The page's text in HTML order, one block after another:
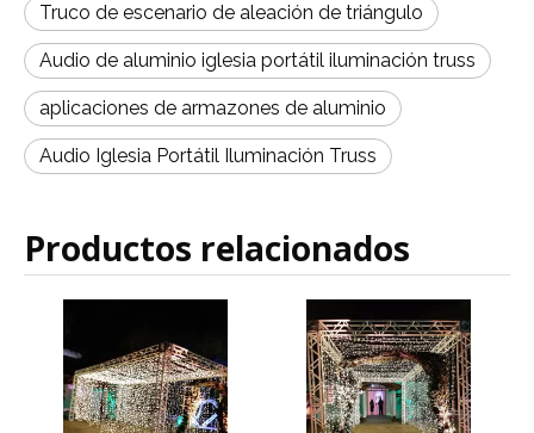
Truco de escenario de aleación de triángulo
Audio de aluminio iglesia portátil iluminación truss
aplicaciones de armazones de aluminio
Audio Iglesia Portátil Iluminación Truss
Productos relacionados